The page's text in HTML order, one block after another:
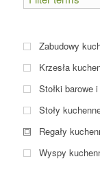
Zabudowy
Krzesła
Stołki barowe
Stoły
Regały
Wyspy